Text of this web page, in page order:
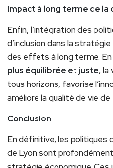
Impact à long terme de la
Enfin, l’intégration des
d’inclusion dans la
des effets à long terme.
plus équilibrée et juste, la
tous horizons, favorise
améliore la qualité de vie
Conclusion
En définitive, les politiques
de Lyon sont